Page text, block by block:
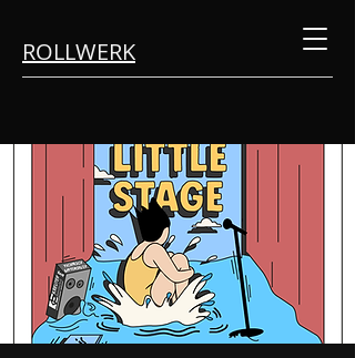
ROLLWERK